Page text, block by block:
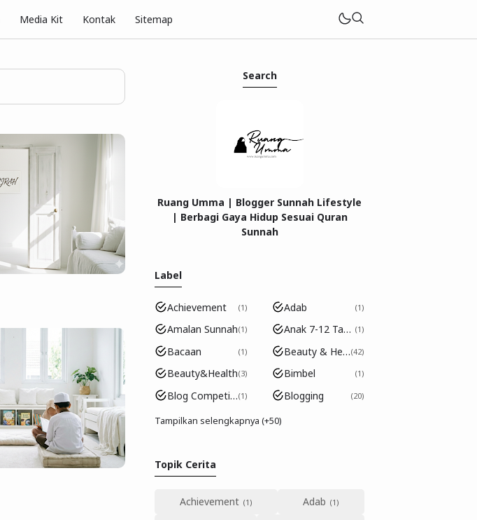
Media Kit Kontak Sitemap
29 Des 2026 Posting Komentar
23 Des 2025 6 komentar
Search
Ruang Umma | Blogger Sunnah Lifestyle
| Berbagi Gaya Hidup Sesuai Quran
Sunnah
Label
Achievement 1 Adab 1
Amalan Sunnah 1 Anak 7-12 Tahun 1
Bacaan 1 Beauty & Health 42
Beauty&Health 3 Bimbel 1
Blog Competition 1 Blogging 20
Tampilkan selengkapnya (+50)
Topik Cerita
Achievement
Adab